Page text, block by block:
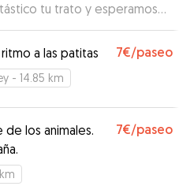
tu trato y esperamos
tu colaboración. Muchas
a las patitas 7€/paseo
- 14.85 km
de los animales.
7€/paseo